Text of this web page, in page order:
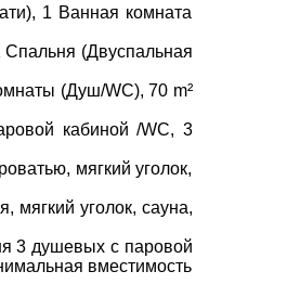
1 Ванная комната
(Двуспальная
(Душ/WC), 70 m²
кабиной /WC, 3
мягкий уголок,
мягкий уголок, сауна,
3 душевых с паровой
вместимость